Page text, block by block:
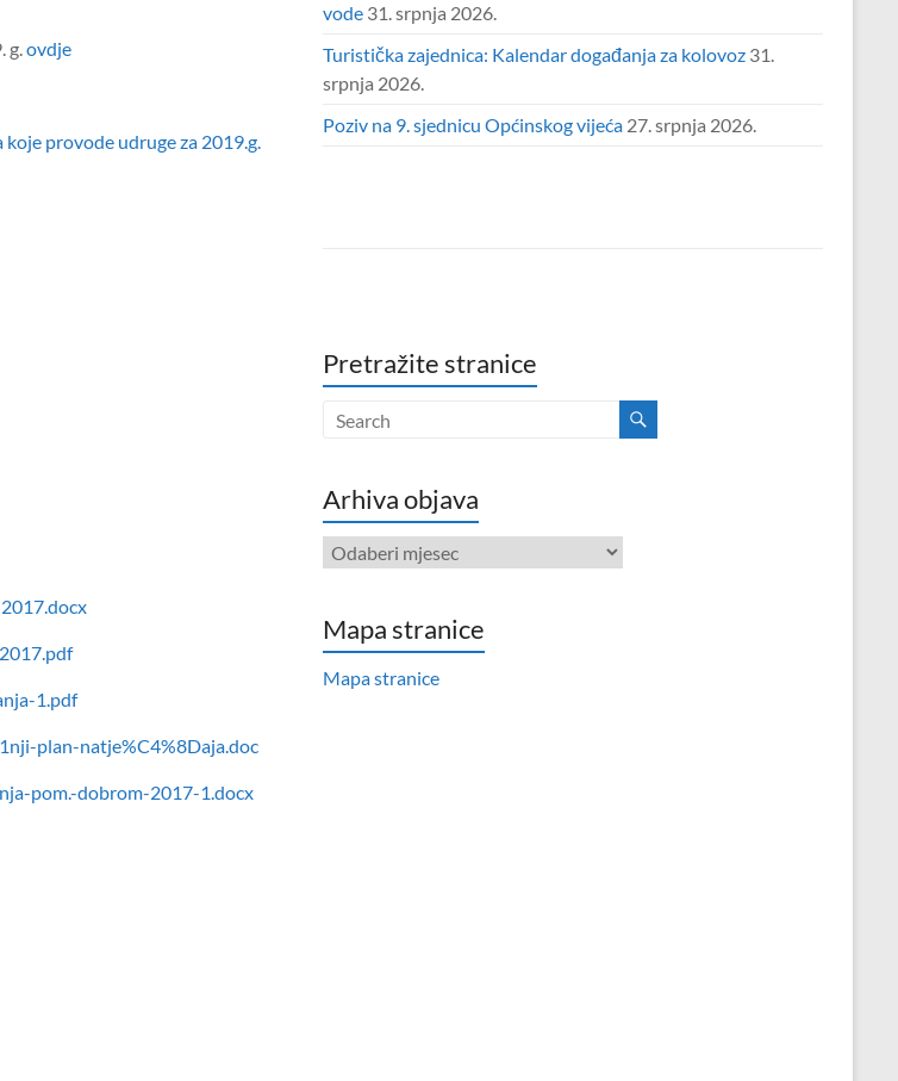
g.ovdje
provode udruge za 2019.g.
1.pdf
plan-natje%C4%8Daja.doc
pom.-dobrom-2017-1.docx
vode 31. srpnja 2026.
Turistička zajednica: Kalendar događanja za kolovoz 31.
srpnja 2026.
Poziv na 9. sjednicu Općinskog vijeća 27. srpnja 2026.
Pretražite stranice
Arhiva objava
Arhiva
objava
Mapa stranice
Mapa stranice